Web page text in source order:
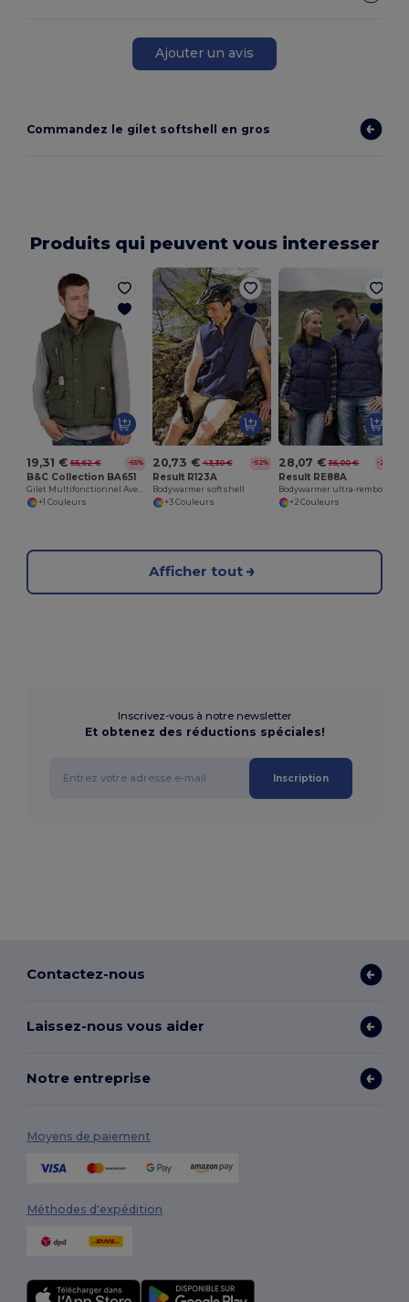
Ajouter un avis
Commandez le gilet softshell en gros
Produits qui peuvent vous interesser
19,31 € 55,62 € -65%
B&C Collection BA651
+1 Couleurs
20,73 € 43,30 € -52%
Result R123A
Bodywarmer softshell
+3 Couleurs
28,07 € 36,00 € -22%
Result RE88A
+2 Couleurs
Afficher tout
Inscrivez-vous à notre newsletter
Et obtenez des réductions spéciales!
Inscription
Contactez-nous
Laissez-nous vous aider
Notre entreprise
Moyens de paiement
Méthodes d'expédition